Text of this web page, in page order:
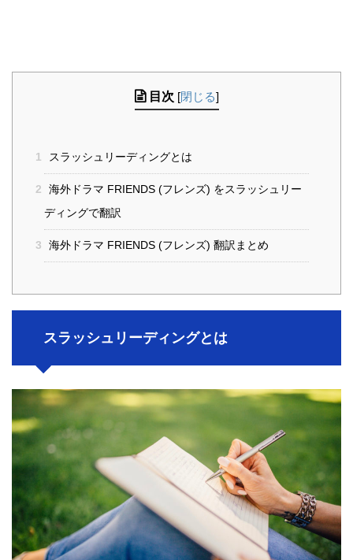
目次 [閉じる]
1 スラッシュリーディングとは
2
海外ドラマ FRIENDS (フレンズ) をスラッシュリー
ディングで翻訳
3 海外ドラマ FRIENDS (フレンズ) 翻訳まとめ
スラッシュリーディングとは